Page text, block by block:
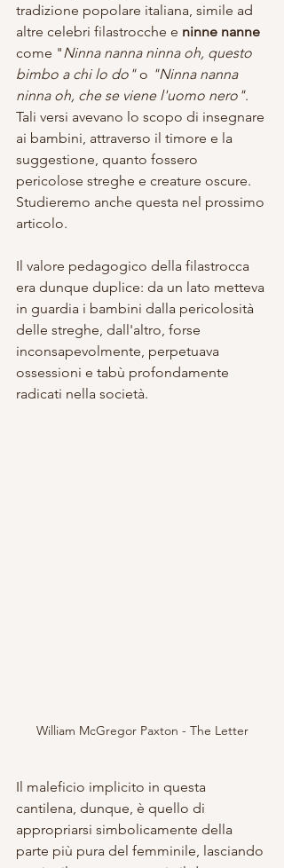
tradizione popolare italiana, simile ad
altre celebri filastrocche e ninne nanne
come " Ninna nanna ninna oh, questo
bimbo a chi lo do" o "Ninna nanna
ninna oh, che se viene l'uomo nero".
Tali versi avevano lo scopo di insegnare
ai bambini, attraverso il timore e la
suggestione, quanto fossero
pericolose streghe e creature oscure.
Studieremo anche questa nel prossimo
articolo.
Il valore pedagogico della filastrocca
era dunque duplice: da un lato metteva
in guardia i bambini dalla pericolosità
delle streghe, dall'altro, forse
inconsapevolmente, perpetuava
ossessioni e tabù profondamente
radicati nella società.
William McGregor Paxton - The Letter
Il maleficio implicito in questa
cantilena, dunque, è quello di
appropriarsi simbolicamente della
parte più pura del femminile, lasciando